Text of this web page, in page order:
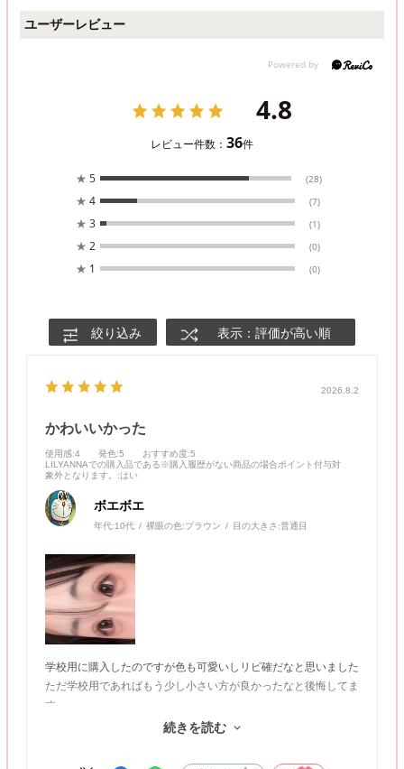
ユーザーレビュー
4.8
レビュー件数： 36件
★ 5 (28)
★ 4 (7)
★ 3 (1)
★ 2 (0)
★ 1 (0)
絞り込み 表示：評価が高い順
2026.8.2
かわいいかった
使用感:4 発色:5 おすすめ度:5
LILYANNAでの購入品である※購入履歴がない商品の場合ポイント付与対
象外となります。
:はい
ボエボエ
年代:10代 裸眼の色:ブラウン 目の大きさ:普通目
学校用に購入したのですが色も可愛いしリピ確だなと思いました
ただ学校用であればもう少し小さい方が良かったなと後悔してま
す
しかしとってもかわいいのでプライベートでつけたいなあと思い
続きを読む